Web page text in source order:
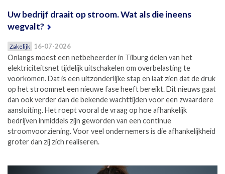
Uw bedrijf draait op stroom. Wat als die ineens
wegvalt?
Zakelijk 16-07-2026
Onlangs moest een netbeheerder in Tilburg delen van het
elektriciteitsnet tijdelijk uitschakelen om overbelasting te
voorkomen. Dat is een uitzonderlijke stap en laat zien dat de druk
op het stroomnet een nieuwe fase heeft bereikt. Dit nieuws gaat
dan ook verder dan de bekende wachttijden voor een zwaardere
aansluiting. Het roept vooral de vraag op hoe afhankelijk
bedrijven inmiddels zijn geworden van een continue
stroomvoorziening. Voor veel ondernemers is die afhankelijkheid
groter dan zij zich realiseren.